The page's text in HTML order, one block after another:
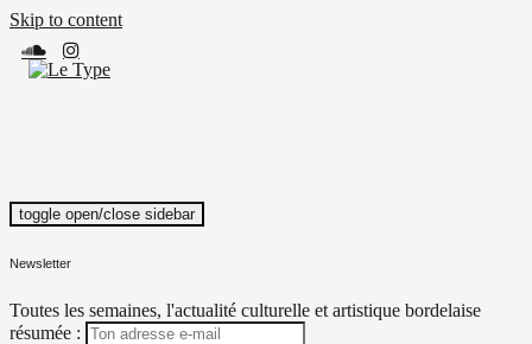
Skip to content
Le Type
Média culturel, indépendant et local.
toggle open/close sidebar
Newsletter
Toutes les semaines, l'actualité culturelle et artistique bordelaise
résumée :